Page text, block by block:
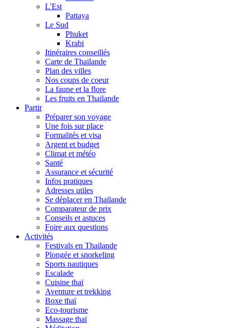
L'Est
Pattaya
Le Sud
Phuket
Krabi
Itinéraires conseillés
Carte de Thailande
Plan des villes
Nos coups de coeur
La faune et la flore
Les fruits en Thailande
Partir
Préparer son voyage
Une fois sur place
Formalités et visa
Argent et budget
Climat et météo
Santé
Assurance et sécurité
Infos pratiques
Adresses utiles
Se déplacer en Thailande
Comparateur de prix
Conseils et astuces
Foire aux questions
Activités
Festivals en Thailande
Plongée et snorkeling
Sports nautiques
Escalade
Cuisine thaï
Aventure et trekking
Boxe thaï
Eco-tourisme
Massage thaï